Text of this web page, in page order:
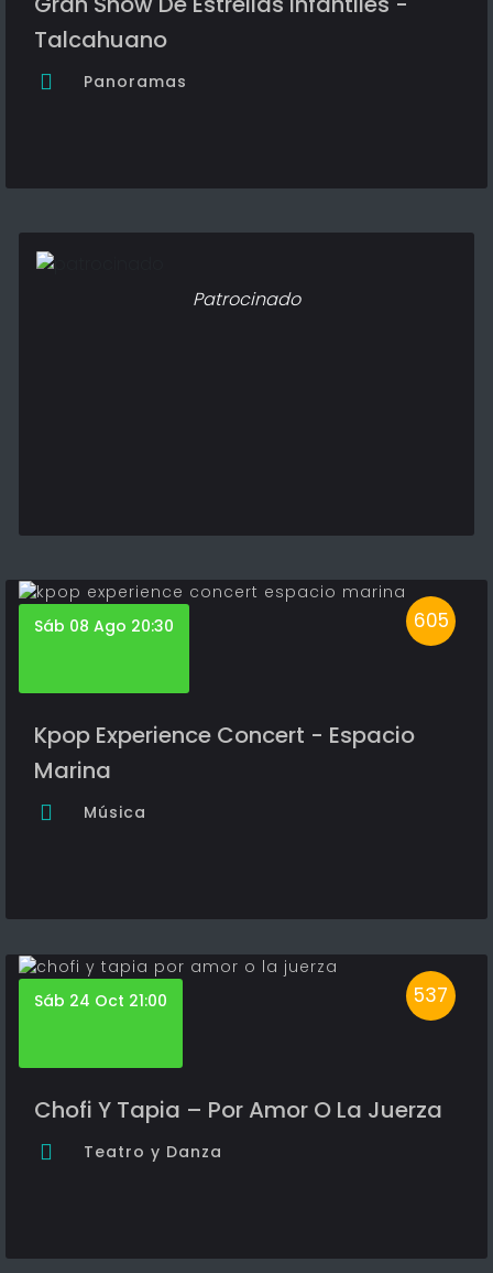
Talcahuano
Panoramas
Patrocinado
605
Sáb 08 Ago 20:30
Kpop Experience Concert - Espacio
Marina
Música
537
Sáb 24 Oct 21:00
Chofi Y Tapia – Por Amor O La Juerza
Teatro y Danza